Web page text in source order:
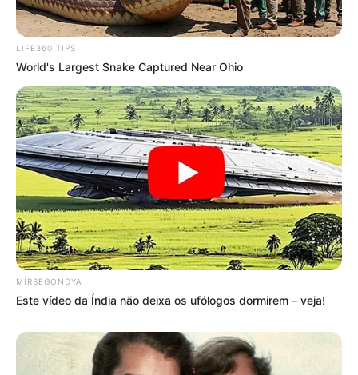
Fique informado em tempo real sobre as principais
notícias de Paraguaçu Paulista e região
Clique aqui para entrar no grupo
LIFE360 TIPS
World's Largest Snake Captured Near Ohio
MIRSEGONDYA
Este vídeo da Índia não deixa os ufólogos dormirem – veja!